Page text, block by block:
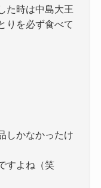
た時は中島大王
りを必ず食べて
しかなかったけ
すよね（笑